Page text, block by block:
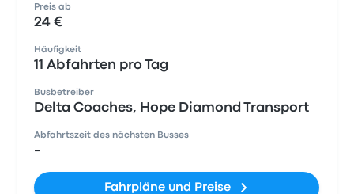
Preis ab
24 €
Häufigkeit
11 Abfahrten pro Tag
Busbetreiber
Delta Coaches, Hope Diamond Transport
Abfahrtszeit des nächsten Busses
-
Fahrpläne und Preise